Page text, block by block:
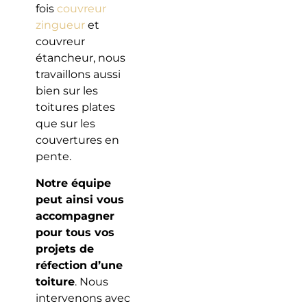
foiscouvreur
zingueuret
couvreur
étancheur, nous
travaillons aussi
bien sur les
toitures plates
que sur les
couvertures en
pente.
Notre équipe
peut ainsi vous
accompagner
pour tous vos
projets de
réfection d’une
toiture. Nous
intervenons avec